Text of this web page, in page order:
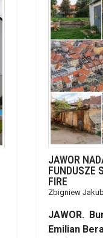
JAWOR
FUNDUSZE
FIRE
Zbigniew
JAWOR.
Emilian